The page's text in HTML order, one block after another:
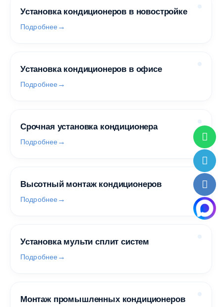
Установка кондиционеров в новостройке
Подробнее
Установка кондиционеров в офисе
Подробнее
Срочная установка кондиционера
Подробнее
Высотный монтаж кондиционеров
Подробнее
Установка мульти сплит систем
Подробнее
Монтаж промышленных кондиционеров